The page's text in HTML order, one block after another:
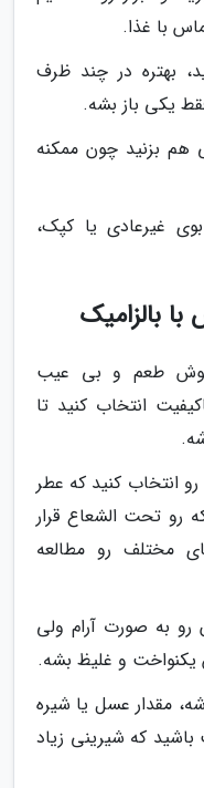
با غذا.
بهتره در چند ظرف
یکی باز بشه.
بزنید چون ممکنه
غیرعادی یا کپک،
بالزامیک
خوش طعم و بی عیب
انتخاب کنید تا
انتخاب کنید که عطر
رو تحت الشعاع قرار
مختلف رو مطالعه
رو به صورت آرام ولی
یکنواخت و غلیظ بشه.
مقدار عسل یا شیره
که شیرینی زیاد